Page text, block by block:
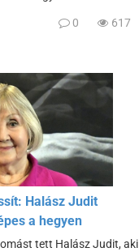
0 617
Halász Judit
a hegyen
tett Halász Judit, aki